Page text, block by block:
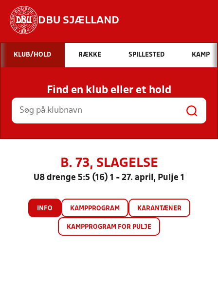
DBU SJÆLLAND
Hvad vil du søge efter?
INDHOLD OG NYHEDER
STILLINGER, RESULTATER, KLUBBER OG
HOLD
KLUB/HOLD RÆKKE SPILLESTED KAMP
Find en klub eller et hold
B. 73, SLAGELSE
U8 drenge 5:5 (16) 1 - 27. april, Pulje 1
INFO KAMPPROGRAM KARANTÆNER
KAMPPROGRAM FOR PULJE